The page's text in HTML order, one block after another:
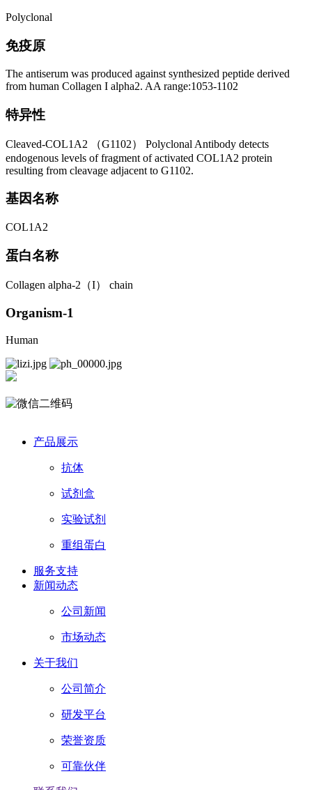
Polyclonal
免疫原
The antiserum was produced against synthesized peptide derived
from human Collagen I alpha2. AA range:1053-1102
特异性
Cleaved-COL1A2 （G1102） Polyclonal Antibody detects
endogenous levels of fragment of activated COL1A2 protein
resulting from cleavage adjacent to G1102.
基因名称
COL1A2
蛋白名称
Collagen alpha-2（I） chain
Organism-1
Human
产品展示
抗体
试剂盒
实验试剂
重组蛋白
服务支持
新闻动态
公司新闻
市场动态
关于我们
公司简介
研发平台
荣誉资质
可靠伙伴